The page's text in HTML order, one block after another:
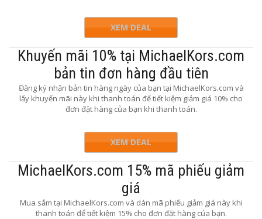
XEM DEAL
Khuyến mãi 10% tại MichaelKors.com
bản tin đơn hàng đầu tiên
Đăng ký nhận bản tin hàng ngày của bạn tại MichaelKors.com và
lấy khuyến mãi này khi thanh toán để tiết kiệm giảm giá 10% cho
đơn đặt hàng của bạn khi thanh toán.
XEM DEAL
MichaelKors.com 15% mã phiếu giảm
giá
Mua sắm tại MichaelKors.com và dán mã phiếu giảm giá này khi
thanh toán để tiết kiệm 15% cho đơn đặt hàng của bạn.